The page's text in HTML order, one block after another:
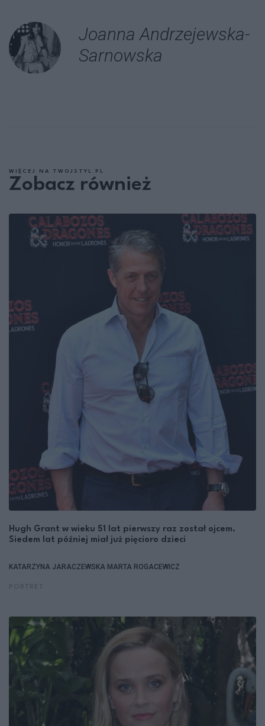
Joanna Andrzejewska-
Sarnowska
WIĘCEJ NA TWOJSTYL.PL
Zobacz również
Hugh Grant w wieku 51 lat pierwszy raz został ojcem.
Siedem lat później miał już pięcioro dzieci
KATARZYNA JARACZEWSKA MARTA ROGACEWICZ